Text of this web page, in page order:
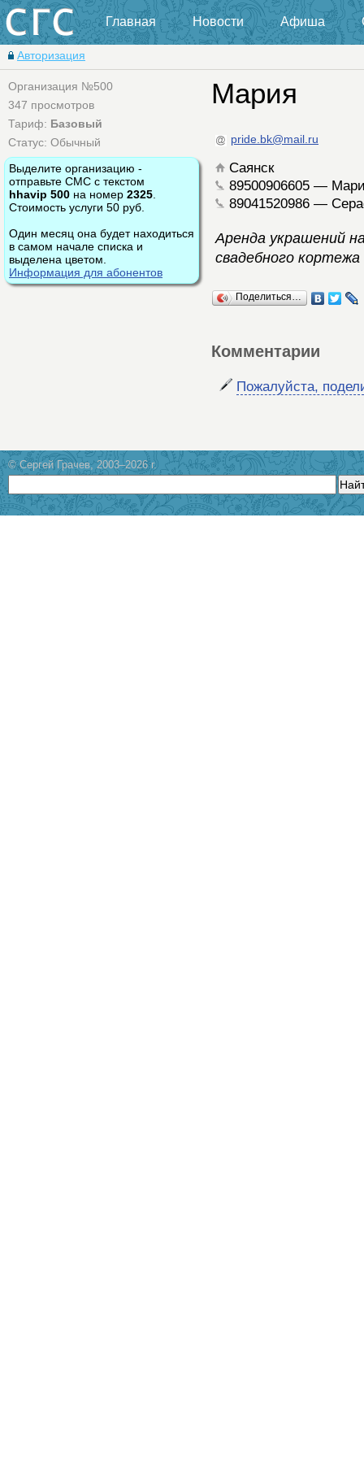
Главная Новости Афиша
Авторизация
Организация №500
347 просмотров
Тариф: Базовый
Статус: Обычный
Выделите организацию -
отправьте СМС с текстом
hhavip 500 на номер 2325
Стоимость услуги 50 руб.
Один месяц она будет находиться
в самом начале списка и
выделена цветом.
Информация для абонентов
Мария
pride.bk@mail.ru
Саянск
89500906605 —
89041520986 —
Аренда украшений
свадебного
Поделиться…
Комментарии
Пожалуйста,
© Сергей Грачев, 2003–2026 г.